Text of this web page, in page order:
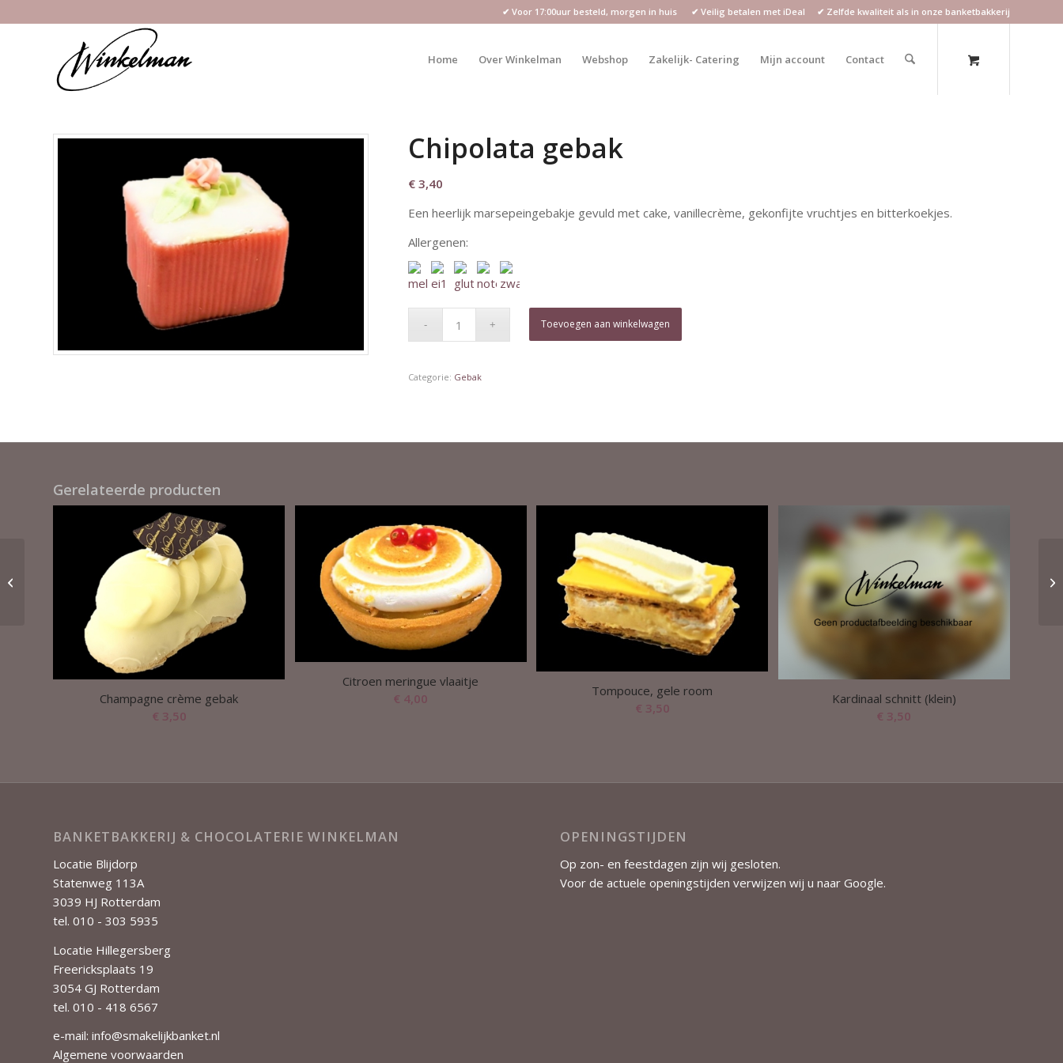
✔ Voor 17:00uur besteld, morgen in huis ✔ Veilig betalen met iDeal ✔ Zelfde kwaliteit als in onze banketbakkerij
Home Over Winkelman Webshop Zakelijk- Catering Mijn account Contact
Chipolata gebak
€ 3,40
Een heerlijk marsepeingebakje gevuld met cake, vanillecrème, gekonfijte vruchtjes en bitterkoekjes.
Allergenen:
Toevoegen aan winkelwagen
Categorie: Gebak
Gerelateerde producten
Champagne crème gebak
€ 3,50
Citroen meringue vlaaitje
€ 4,00
Tompouce, gele room
€ 3,50
Kardinaal schnitt (klein)
€ 3,50
BANKETBAKKERIJ & CHOCOLATERIE WINKELMAN
Locatie Blijdorp
Statenweg 113A
3039 HJ Rotterdam
tel. 010 - 303 5935
Locatie Hillegersberg
Freericksplaats 19
3054 GJ Rotterdam
tel. 010 - 418 6567
e-mail: info@smakelijkbanket.nl
Algemene voorwaarden
OPENINGSTIJDEN
Op zon- en feestdagen zijn wij gesloten.
Voor de actuele openingstijden verwijzen wij u naarGoogle.
Hazelnootschuim
mokkacrème gebak